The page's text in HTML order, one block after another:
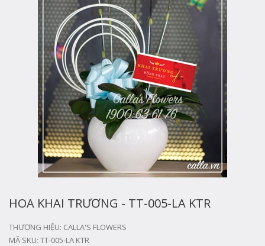
HOA KHAI TRƯƠNG - TT-005-LA KTR
THƯƠNG HIỆU: CALLA'S FLOWERS
MÃ SKU: TT-005-LA KTR